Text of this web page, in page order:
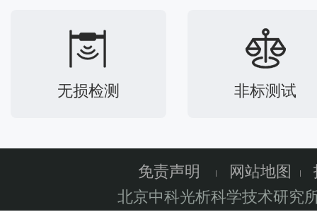
无损检测 非标测试
免责声明 网站地图
北京中科光析科学技术研究